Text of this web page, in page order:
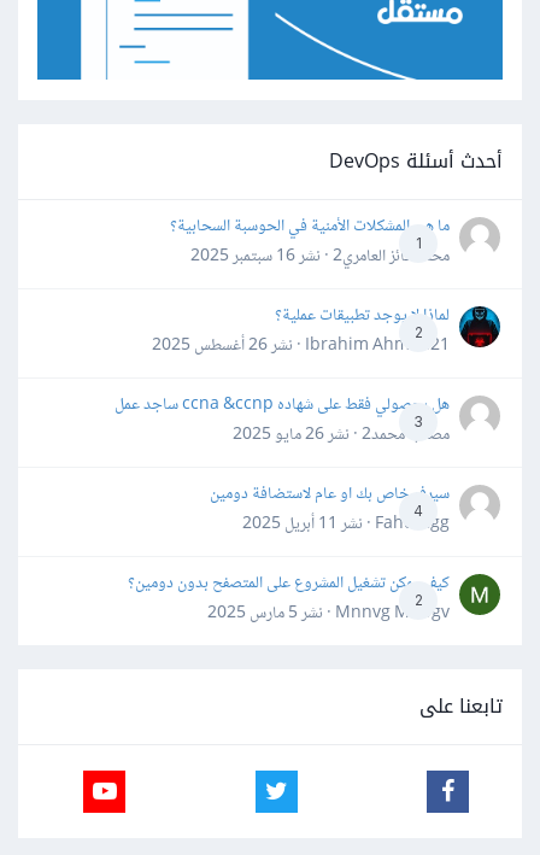
أحدث أسئلة DevOps
1
ما هي المشكلات الأمنية في الحوسبة السحابية؟
محمد فائز العامري2 · نشر
16 سبتمبر 2025
2
لماذا لا يوجد تطبيقات عملية؟
Ibrahim Ahmed21 · نشر
26 أغسطس 2025
3
هل بحصولي فقط على شهاده ccna &ccnp ساجد عمل
مصعب محمد2 · نشر
26 مايو 2025
4
سيرفر خاص بك او عام لاستضافة دومين
Fahd Ggg · نشر
11 أبريل 2025
2
كيف يمكن تشغيل المشروع على المتصفح بدون دومين؟
Mnnvg Mnbgv · نشر
5 مارس 2025
تابعنا على